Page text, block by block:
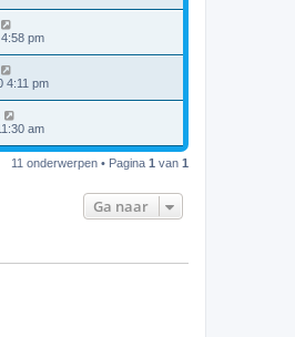
pm
4:11 pm
am
11 onderwerpen • Pagina 1 van 1
Ga naar